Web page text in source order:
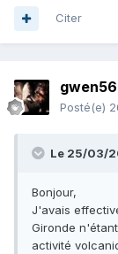
Citer
gwen56
Posté(e)
Le 25/03/
Bonjour,
J'avais
Gironde
activité